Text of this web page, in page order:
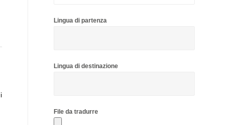
Lingua di partenza
Lingua di destinazione
File da tradurre